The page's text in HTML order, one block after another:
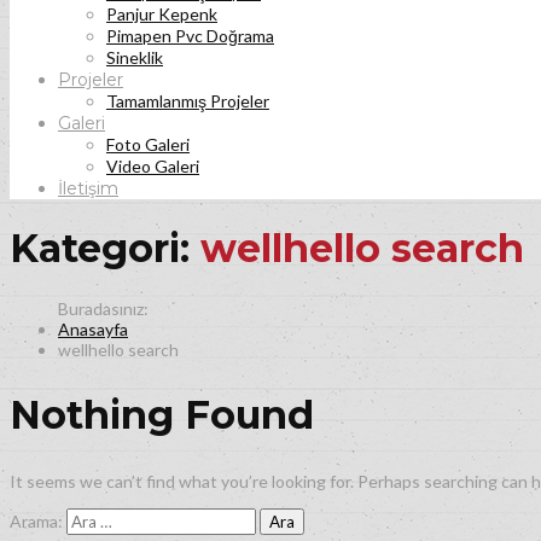
Panjur Kepenk
Pimapen Pvc Doğrama
Sineklik
Projeler
Tamamlanmış Projeler
Galeri
Foto Galeri
Video Galeri
İletişim
Kategori: wellhello search
Anasayfa
wellhello search
Nothing Found
It seems we can’t find what you’re looking for. Perhaps searching can
Arama: